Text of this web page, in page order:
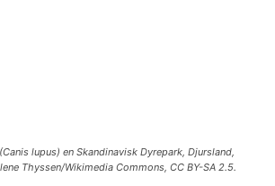
lupus) en Skandinavisk Dyrepark, Djursland,
Thyssen/Wikimedia Commons, CC BY-SA 2.5.